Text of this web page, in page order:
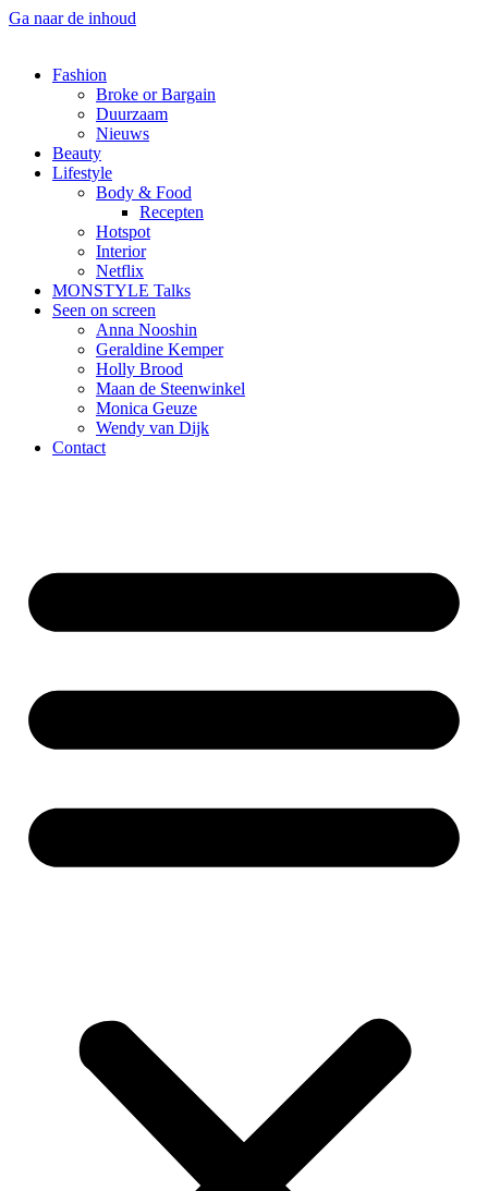
Ga naar de inhoud
Fashion
Broke or Bargain
Duurzaam
Nieuws
Beauty
Lifestyle
Body & Food
Recepten
Hotspot
Interior
Netflix
MONSTYLE Talks
Seen on screen
Anna Nooshin
Geraldine Kemper
Holly Brood
Maan de Steenwinkel
Monica Geuze
Wendy van Dijk
Contact